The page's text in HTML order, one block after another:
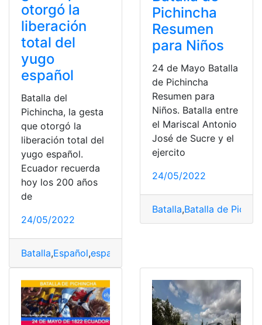
otorgó la
liberación
total del
yugo
español
Batalla del
Pichincha, la gesta
que otorgó la
liberación total del
yugo español.
Ecuador recuerda
hoy los 200 años
de
24/05/2022
Batalla,Español,españoles
Pichincha
Resumen
para Niños
24 de Mayo Batalla
de Pichincha
Resumen para
Niños. Batalla entre
el Mariscal Antonio
José de Sucre y el
ejercito
24/05/2022
Batalla,Batalla de